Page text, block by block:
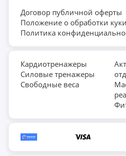
Договор публичной оферты
Положение о обработки куки
Политика
Кардиотренажеры
Силовые тренажеры
Свободные веса